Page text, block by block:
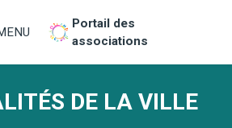
Portail des
associations
DE LA VILLE